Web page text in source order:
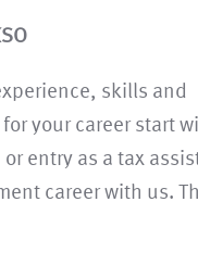
skills and
your career start
entry as a tax
career with us.